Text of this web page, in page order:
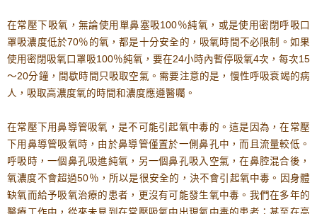
在常壓下吸氧，無論使用單鼻塞吸100％純氧，或是使用密閉呼吸口
罩吸濃度低於70％的氧，都是十分安全的， 吸氧時間不必限制。如果
使用 密閉吸氧口罩吸100％純氧，要在24小時內暫停吸氧4次 ，每次15
～20分鐘，間歇時間只吸取空氣。需要注意的是，慢性呼吸衰竭的病
人，吸取高濃度氧的時間和濃度應遵醫囑。
在常壓下用鼻導管吸氧，是不可能引起氧中毒的。這是因為，在 常壓
下用鼻導管吸氧時 ，由於鼻導管僅置於一側鼻孔中，而且流量較低。
呼吸時，一個鼻孔吸進純氧，另一個鼻孔吸入空氣，在鼻腔混合後，
氧濃度不會超過50％，所以是很安全的，決不會引起氧中毒。因身體
缺氧而給予吸氧治療的患者，更沒有可能發生氧中毒。我們在多年的